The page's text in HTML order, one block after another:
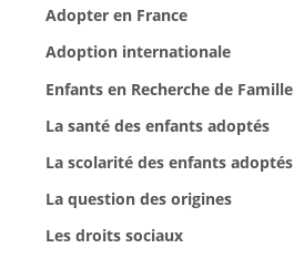
Adopter en France
Adoption internationale
Enfants en Recherche de Famille
La santé des enfants adoptés
La scolarité des enfants adoptés
La question des origines
Les droits sociaux